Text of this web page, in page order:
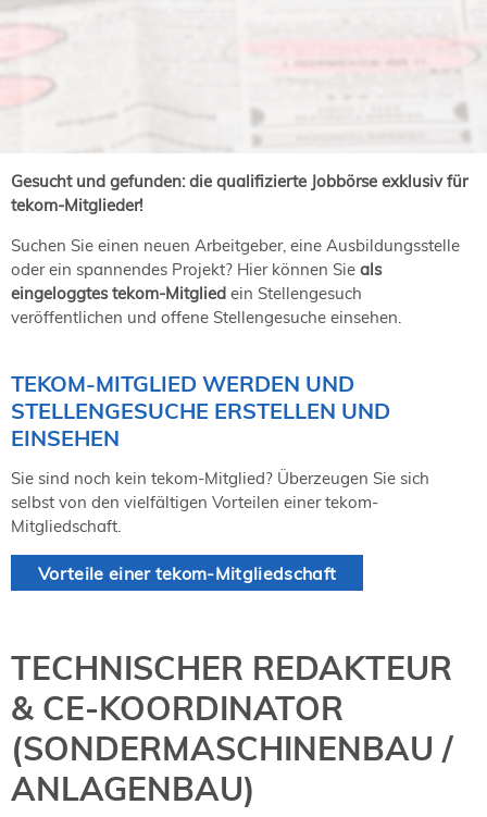
NORDIC TechKomm Kopenhagen
23.-24. September 2026
10.-12. November, 2026 in Stuttgart
Expertenrat
Stellenangebote
Stellengesuche
Dienstleister
Gesucht und gefunden: die qualifizierte Jobbörse exklusiv für
tekom-Mitglieder!
Suchen Sie einen neuen Arbeitgeber, eine Ausbildungsstelle
oder ein spannendes Projekt? Hier können Sie als
eingeloggtes tekom-Mitglied ein Stellengesuch
veröffentlichen und offene Stellengesuche einsehen.
TEKOM-MITGLIED WERDEN UND
STELLENGESUCHE ERSTELLEN UND
EINSEHEN
Sie sind noch kein tekom-Mitglied? Überzeugen Sie sich
selbst von den vielfältigen Vorteilen einer tekom-
Mitgliedschaft.
Vorteile einer tekom-Mitgliedschaft
TECHNISCHER REDAKTEUR
& CE-KOORDINATOR
(SONDERMASCHINENBAU /
ANLAGENBAU)